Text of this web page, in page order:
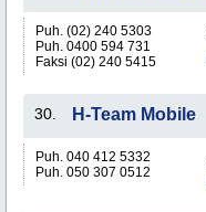
Puh. (02) 240 5303
Puh. 0400 594 731
Faksi (02) 240 5415
30. H-Team Mobile
Puh. 040 412 5332
Puh. 050 307 0512